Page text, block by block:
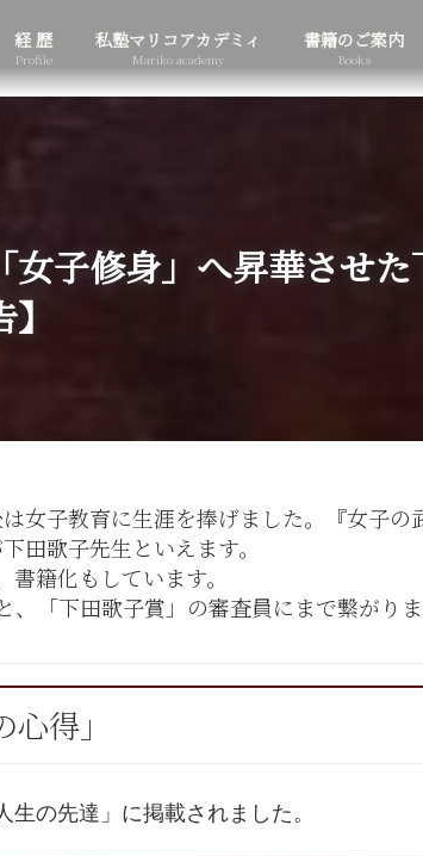
経 歴
Profile
私塾マリコアカデミィ
Mariko academy
書籍のご案内
Books
女子修身」へ昇華させ
女子教育に生涯を捧げました。『女子の
田歌子先生といえます。
籍化もしています。
「下田歌子賞」の審査員にまで繋がりま
得」
の先達」に掲載されました。